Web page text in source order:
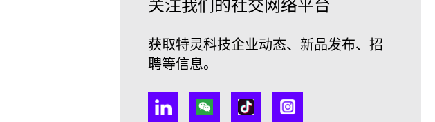
关注我们的社交网络平台
获取特灵科技企业动态、新品发布、招
聘等信息。